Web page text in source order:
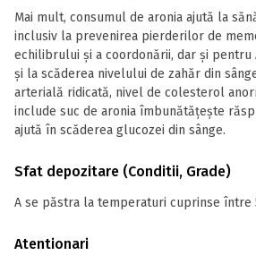
Mai mult, consumul de aronia ajută la
inclusiv la prevenirea pierderilor de
echilibrului și a coordonării, dar și pentru
și la scăderea nivelului de zahăr din
arterială ridicată, nivel de colesterol
include suc de aronia îmbunătățește
ajută în scăderea glucozei din sânge.
Sfat depozitare (Conditii, Grade)
A se păstra la temperaturi cuprinse între
Atentionari